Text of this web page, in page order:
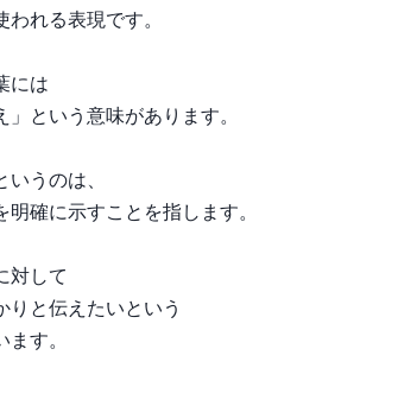
れる表現です。
には
」という意味があります。
いうのは、
確に示すことを指します。
対して
りと伝えたいという
す。